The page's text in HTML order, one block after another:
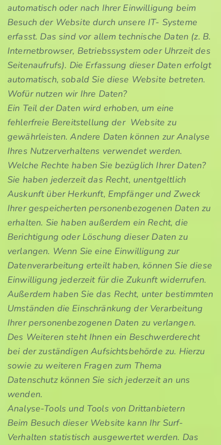
automatisch oder nach Ihrer Einwilligung beim
Besuch der Website durch unsere IT- Systeme
erfasst. Das sind vor allem technische Daten (z. B.
Internetbrowser, Betriebssystem oder Uhrzeit des
Seitenaufrufs). Die Erfassung dieser Daten erfolgt
automatisch, sobald Sie diese Website betreten.
Wofür nutzen wir Ihre Daten?
Ein Teil der Daten wird erhoben, um eine
fehlerfreie Bereitstellung der Website zu
gewährleisten. Andere Daten können zur Analyse
Ihres Nutzerverhaltens verwendet werden.
Welche Rechte haben Sie bezüglich Ihrer Daten?
Sie haben jederzeit das Recht, unentgeltlich
Auskunft über Herkunft, Empfänger und Zweck
Ihrer gespeicherten personenbezogenen Daten zu
erhalten. Sie haben außerdem ein Recht, die
Berichtigung oder Löschung dieser Daten zu
verlangen. Wenn Sie eine Einwilligung zur
Datenverarbeitung erteilt haben, können Sie diese
Einwilligung jederzeit für die Zukunft widerrufen.
Außerdem haben Sie das Recht, unter bestimmten
Umständen die Einschränkung der Verarbeitung
Ihrer personenbezogenen Daten zu verlangen.
Des Weiteren steht Ihnen ein Beschwerderecht
bei der zuständigen Aufsichtsbehörde zu. Hierzu
sowie zu weiteren Fragen zum Thema
Datenschutz können Sie sich jederzeit an uns
wenden.
Analyse-Tools und Tools von Drittanbietern
Beim Besuch dieser Website kann Ihr Surf-
Verhalten statistisch ausgewertet werden. Das